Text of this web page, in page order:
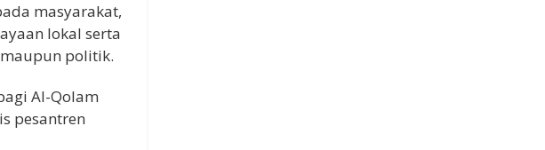
masyarakat,
lokal serta
politik.
Al-Qolam
pesantren